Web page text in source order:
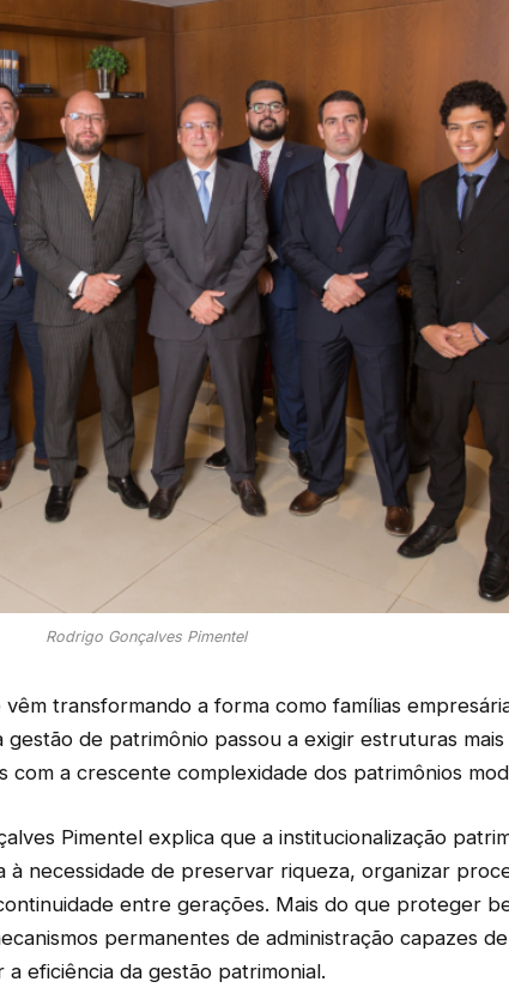
Rodrigo Gonçalves Pimentel
transformando a forma como famílias
gestão de patrimônio passou a exigir estruturas mais
com a crescente complexidade dos patrimônios
Pimentel explica que a institucionalização
à necessidade de preservar riqueza, organizar
entre gerações. Mais do que proteger
permanentes de administração capazes
eficiência da gestão patrimonial.